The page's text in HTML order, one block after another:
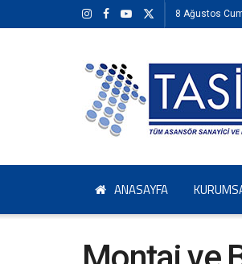
8 Ağustos
ANASAYFA